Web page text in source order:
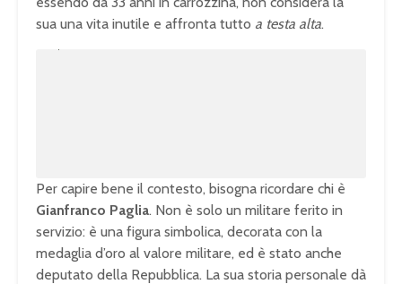
sua una vita inutile e affronta tutto a testa alta.
Per capire bene il contesto, bisogna ricordare chi è
Gianfranco Paglia. Non è solo un militare ferito in
servizio: è una figura simbolica, decorata con la
medaglia d’oro al valore militare, ed è stato anche
deputato della Repubblica. La sua storia personale dà